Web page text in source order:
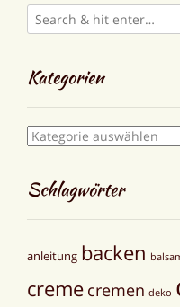
Kategorien
Kategorien
Schlagwörter
anleitung backen
creme cremen deko